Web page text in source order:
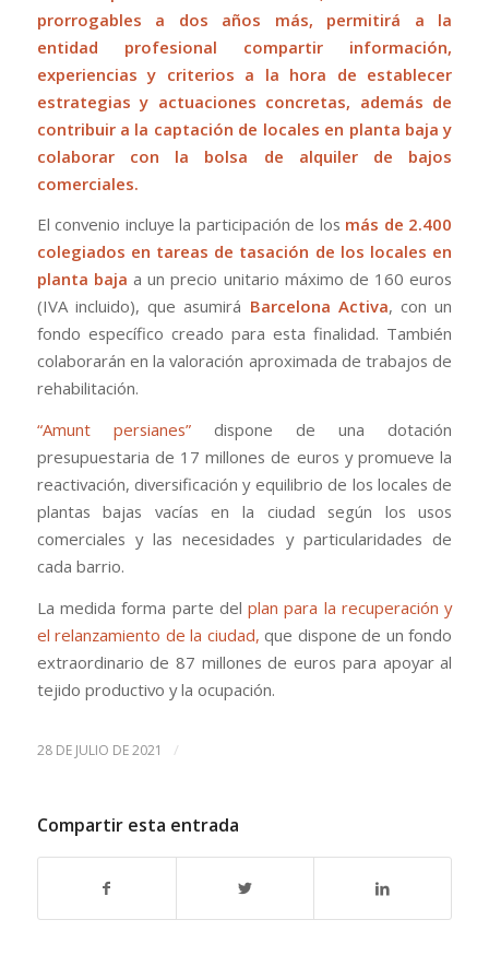
prorrogables a dos años más, permitirá a la
entidad profesional compartir información,
experiencias y criterios a la hora de establecer
estrategias y actuaciones concretas, además de
contribuir a la captación de locales en planta baja y
colaborar con la bolsa de alquiler de bajos
comerciales.
El convenio incluye la participación de los más de 2.400
colegiados en tareas de tasación de los locales en
planta baja a un precio unitario máximo de 160 euros
(IVA incluido), que asumirá Barcelona Activa, con un
fondo específico creado para esta finalidad. También
colaborarán en la valoración aproximada de trabajos de
rehabilitación.
“Amunt persianes”dispone de una dotación
presupuestaria de 17 millones de euros y promueve la
reactivación, diversificación y equilibrio de los locales de
plantas bajas vacías en la ciudad según los usos
comerciales y las necesidades y particularidades de
cada barrio.
La medida forma parte delplan para la recuperación y
el relanzamiento de la ciudad, que dispone de un fondo
extraordinario de 87 millones de euros para apoyar al
tejido productivo y la ocupación.
28 DE JULIO DE 2021 /
Compartir esta entrada